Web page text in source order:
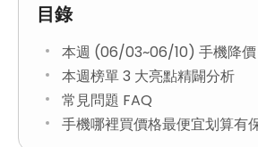
目錄
本週 (06/03~06/10) 手機降
本週榜單 3 大亮點精闢分析
常見問題 FAQ
手機哪裡買價格最便宜划算有